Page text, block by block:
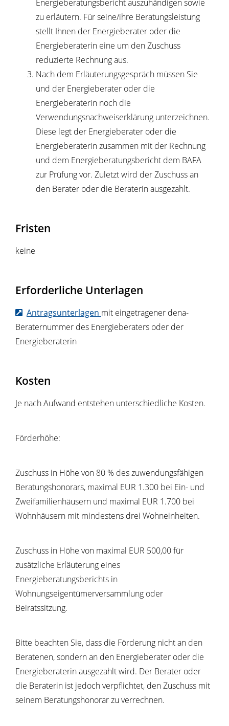
Energieberatungsbericht auszuhändigen sowie
zu erläutern. Für seine/ihre Beratungsleistung
stellt Ihnen der Energieberater oder die
Energieberaterin eine um den Zuschuss
reduzierte Rechnung aus.
Nach dem Erläuterungsgespräch müssen Sie
und der Energieberater oder die
Energieberaterin noch die
Verwendungsnachweiserklärung unterzeichnen.
Diese legt der Energieberater oder die
Energieberaterin zusammen mit der Rechnung
und dem Energieberatungsbericht dem BAFA
zur Prüfung vor. Zuletzt wird der Zuschuss an
den Berater oder die Beraterin ausgezahlt.
Fristen
keine
Erforderliche Unterlagen
Antragsunterlagen mit eingetragener dena-
Beraternummer des Energieberaters oder der
Energieberaterin
Kosten
Je nach Aufwand entstehen unterschiedliche Kosten.
Förderhöhe:
Zuschuss in Höhe von 80 % des zuwendungsfähigen
Beratungshonorars, maximal EUR 1.300 bei Ein- und
Zweifamilienhäusern und maximal EUR 1.700 bei
Wohnhäusern mit mindestens drei Wohneinheiten.
Zuschuss in Höhe von maximal EUR 500,00 für
zusätzliche Erläuterung eines
Energieberatungsberichts in
Wohnungseigentümerversammlung oder
Beiratssitzung.
Bitte beachten Sie, dass die Förderung nicht an den
Beratenen, sondern an den Energieberater oder die
Energieberaterin ausgezahlt wird. Der Berater oder
die Beraterin ist jedoch verpflichtet, den Zuschuss mit
seinem Beratungshonorar zu verrechnen.